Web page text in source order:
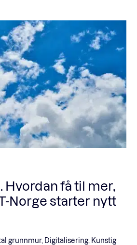
Hvordan få til mer,
Norge starter nytt
grunnmur, Digitalisering, Kunstig